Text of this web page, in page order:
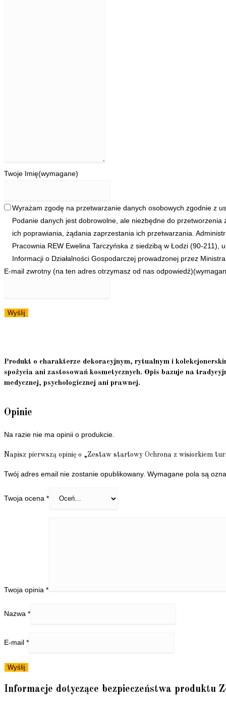
Twoje Imię(wymagane)
Wyrażam zgodę na przetwarzanie danych osobowych zgodnie z
Podanie danych jest dobrowolne, ale niezbędne do
ich poprawiania, żądania zaprzestania ich przetwarzania.
Pracownia REW Ewelina Tarczyńska z siedzibą w Łodzi (90-
Informacji o Działalności Gospodarczej prowadzonej przez
E-mail zwrotny (na ten adres otrzymasz od nas odpowiedź)
Wyślij
Produkt o charakterze dekoracyjnym, rytualnym i
spożycia ani zastosowań kosmetycznych. Opis bazuje na
medycznej, psychologicznej ani prawnej.
Opinie
Na razie nie ma opinii o produkcie.
Napisz pierwszą opinię o „Zestaw startowy Ochrona z wisiorkiem
Twój adres email nie zostanie opublikowany. Wymagane pola są
Twoja ocena *
Twoja opinia *
Nazwa *
E-mail *
Informacje dotyczące bezpieczeństwa produktu